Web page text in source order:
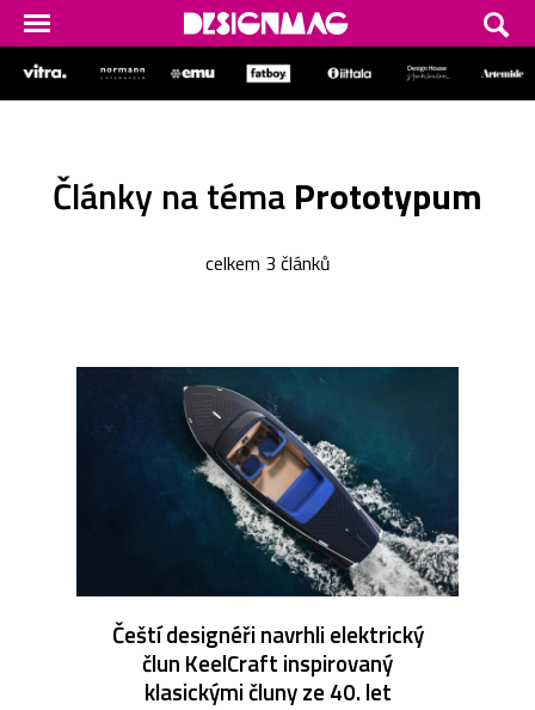
Články na témaPrototypum
celkem 3 článků
Čeští designéři navrhli elektrický
člun KeelCraft inspirovaný
klasickými čluny ze 40. let